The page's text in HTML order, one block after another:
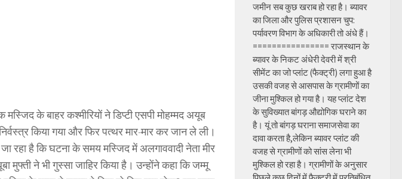
के बाहर कश्मीरियों ने डिप्टी एसपी मोहम्मद अयूब
किया गया और फिर पत्थर मार-मार कर जान ले ली।
रहा है कि घटना के समय मस्जिद में अलगाववादी नेता मीर
मुफ्ती ने भी गुस्सा जाहिर किया है। उन्होंने कहा कि जम्मू
जमीन सब कुछ खराब हो रहा है। ब्यावर
का जिला और पुलिस प्रशासन चुप:
पर्यावरण विभाग के अधिकारी तो अंधे हैं।
================ राजस्थान के
ब्यावर के निकट अंधेरी देवरी में श्री
सीमेंट का जो प्लांट (फैक्ट्री) लगा हुआ है
उसकी वजह से आसपास के ग्रामीणों का
जीना मुश्किल हो गया है। यह प्लांट देश
के सुविख्यात बांगड़ औद्योगिक घराने का
है। यूं तो बांगड़ घराना समाजसेवा का
दावा करता है,लेकिन ब्यावर प्लांट की
वजह से ग्रामीणों को सांस लेना भी
मुश्किल हो रहा है। ग्रामीणों के अनुसार